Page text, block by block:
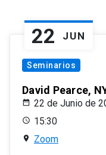
22 JUN
Seminarios
David Pearce,
22 de Junio de
15:30
Zoom